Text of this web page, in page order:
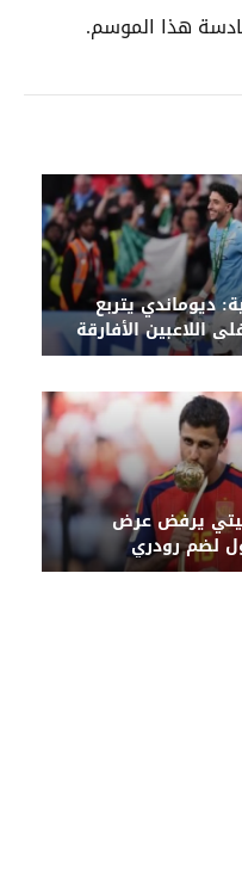
ديوماندي يتربع
اللاعبين الأفارقة
مدريد
يرفض عرض
لضم رودري